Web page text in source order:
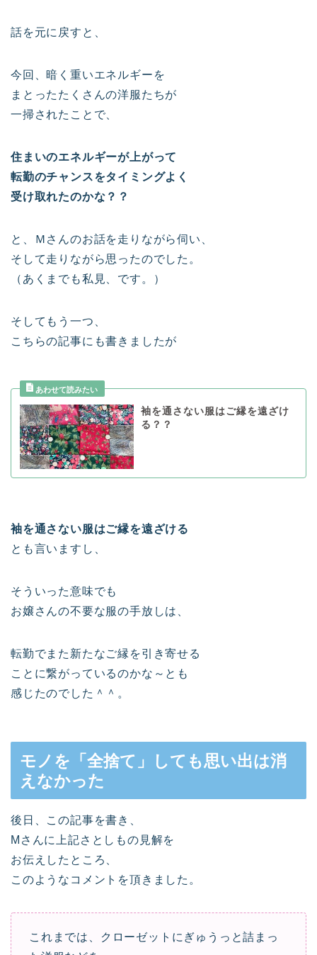
話を元に戻すと、
今回、暗く重いエネルギーを
まとったたくさんの洋服たちが
一掃されたことで、
住まいのエネルギーが上がって
転勤のチャンスをタイミングよく
受け取れたのかな？？
と、Ｍさんのお話を走りながら伺い、
そして走りながら思ったのでした。
（あくまでも私見、です。）
そしてもう一つ、
こちらの記事にも書きましたが
袖を通さない服はご縁を遠ざけ
る？？
袖を通さない服はご縁を遠ざける
とも言いますし、
そういった意味でも
お嬢さんの不要な服の手放しは、
転勤でまた新たなご縁を引き寄せる
ことに繋がっているのかな～とも
感じたのでした＾＾。
モノを「全捨て」しても思い出は消
えなかった
後日、この記事を書き、
Mさんに上記さとしもの見解を
お伝えしたところ、
このようなコメントを頂きました。
これまでは、クローゼットにぎゅうっと詰まっ